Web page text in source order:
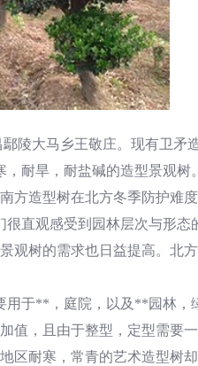
陵大马乡王敬庄。现有卫矛
耐旱，耐盐碱的造型景观树
方造型树在北方冬季防护难度
直观感受到园林层次与形态
观树的需求也日益提高。北
于**，庭院，以及**园林，
值，且由于整型，定型需要
区耐寒，常青的艺术造型树